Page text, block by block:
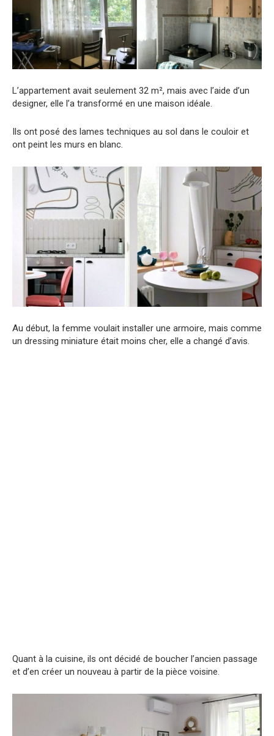
L’appartement avait seulement 32 m², mais avec l’aide d’un
designer, elle l’a transformé en une maison idéale.
Ils ont posé des lames techniques au sol dans le couloir et
ont peint les murs en blanc.
Au début, la femme voulait installer une armoire, mais comme
un dressing miniature était moins cher, elle a changé d’avis.
Quant à la cuisine, ils ont décidé de boucher l’ancien passage
et d’en créer un nouveau à partir de la pièce voisine.